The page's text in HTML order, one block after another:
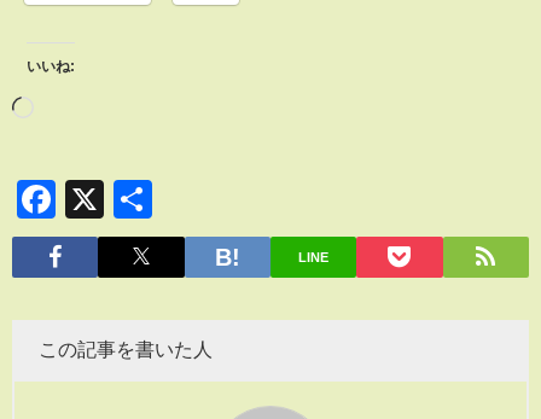
いいね:
Facebook
X
有
LINE
この記事を書いた人